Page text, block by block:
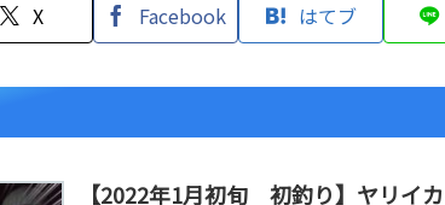
X Facebook はてブ
【2022年1月初旬 初釣り】ヤリイ